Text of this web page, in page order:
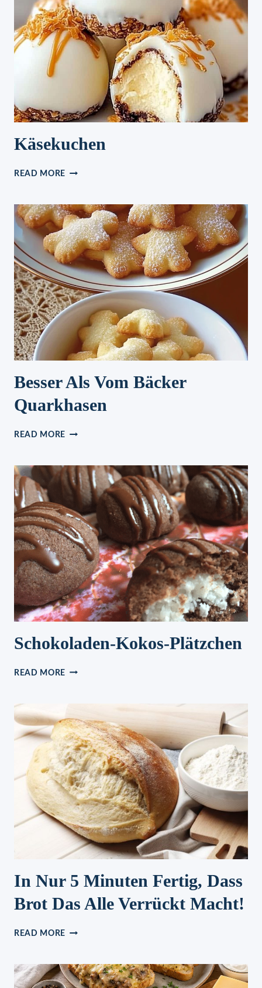
Käsekuchen
READ MORE KÄSEKUCHEN
Besser Als Vom Bäcker
Quarkhasen
READ MORE BESSER
BÄCKER
QUARKHASEN
Schokoladen-Kokos-Plätzchen
READ MORE SCHOKOLADEN-
In Nur 5 Minuten Fertig, Dass
Brot Das Alle Verrückt Macht!
READ MORE
MINUTEN
FERTIG,